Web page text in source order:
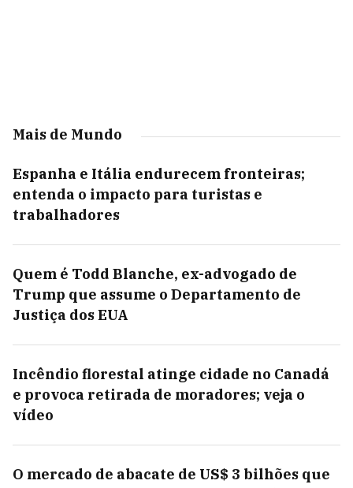
Mais de Mundo
Espanha e Itália endurecem fronteiras;
entenda o impacto para turistas e
trabalhadores
Quem é Todd Blanche, ex-advogado de
Trump que assume o Departamento de
Justiça dos EUA
Incêndio florestal atinge cidade no Canadá
e provoca retirada de moradores; veja o
vídeo
O mercado de abacate de US$ 3 bilhões que